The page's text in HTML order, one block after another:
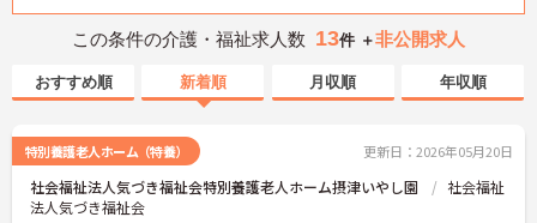
この条件の介護・福祉求人数 13件 ＋非公開求人
おすすめ順 新着順 月収順 年収順
特別養護老人ホーム（特養） 更新日：2026年05月20日
社会福祉法人気づき福祉会特別養護老人ホーム摂津いやし園
社会福祉
法人気づき福祉会